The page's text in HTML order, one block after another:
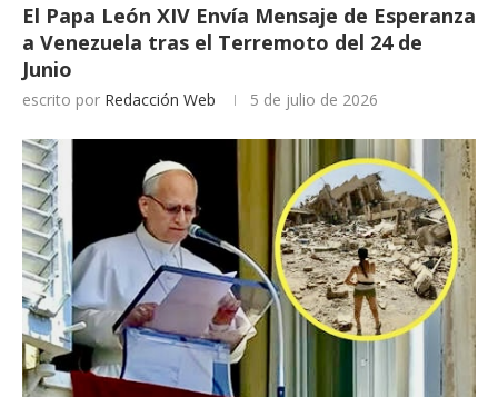
El Papa León XIV Envía Mensaje de Esperanza
a Venezuela tras el Terremoto del 24 de
Junio
escrito por Redacción Web 5 de julio de 2026